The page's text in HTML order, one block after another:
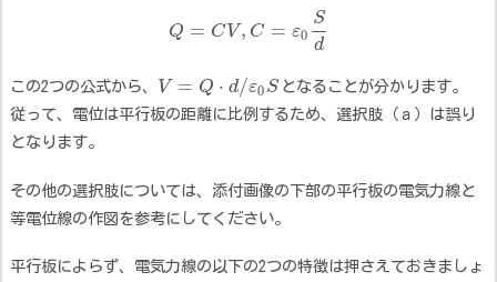
Q = CV, C = ε0
S
d
この2つの公式から、 V = Q ⋅ d/ε0 S となることが分かります。
従って、電位は平行板の距離に比例するため、選択肢（ａ）は誤り
となります。
その他の選択肢については、添付画像の下部の平行板の電気力線と
等電位線の作図を参考にしてください。
平行板によらず、電気力線の以下の2つの特徴は押さえておきましょ